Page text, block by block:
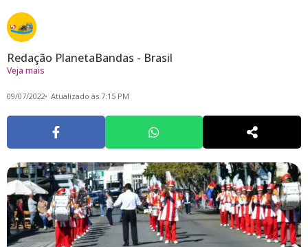
Redação PlanetaBandas - Brasil
Veja mais
09/07/2022 Atualizado às 7:15 PM